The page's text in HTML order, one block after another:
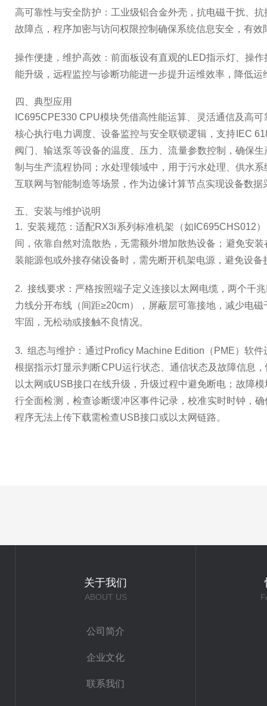
高可靠性与安全防护：工业级铝合金外壳，抗电磁干扰、
故障点，程序加密与访问权限控制确保系统信息安全，有
操作便捷，维护高效：前面板设有直观的LED指示灯、操
能升级，远程监控与诊断功能进一步提升运维效率，降低运
四、典型应用
IC695CPE330 CPU模块凭借高性能运算、灵活通信及高
核心执行电力调度、设备监控与安全联锁逻辑，支持IEC
阀门、输送泵等设备的温度、压力、流量参数控制，确保
制与生产流程协同；水处理领域中，用于污水处理、供水
互联网与智能制造等场景，作为边缘计算节点实现设备数
五、安装与维护说明
1. 安装规范：适配RX3i系列标准机架（如IC695CHS012
间，依靠自然对流散热，无需额外增加散热设备；避免安
装能源包或外接存储设备时，需先断开机架电源，避免设备
2. 接线要求：严格按照端子定义连接以太网电缆，两个千
力线分开布线（间距≥20cm），屏蔽层可靠接地，减少电
牢固，无松动或接触不良情况。
3. 组态与维护：通过Proficy Machine Edition（PME）软
根据指示灯显示判断CPU运行状态、通信状态及故障信息
以太网或USB接口在线升级，升级过程中避免断电；故障
行全面检测，检查诊断缓冲区事件记录，校准实时时钟，
程序无法上传下载需检查USB接口或以太网链路。
关于我们
ABOUT US
公司简介
企业文化
联系我们